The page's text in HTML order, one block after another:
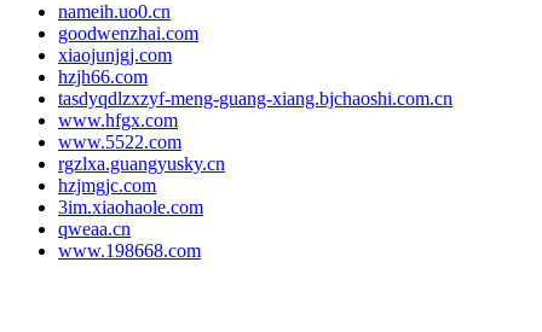
nameih.uo0.cn
goodwenzhai.com
xiaojunjgj.com
hzjh66.com
tasdyqdlzxzyf-meng-guang-xiang.bjchaoshi.com.cn
www.hfgx.com
www.5522.com
rgzlxa.guangyusky.cn
hzjmgjc.com
3im.xiaohaole.com
qweaa.cn
www.198668.com